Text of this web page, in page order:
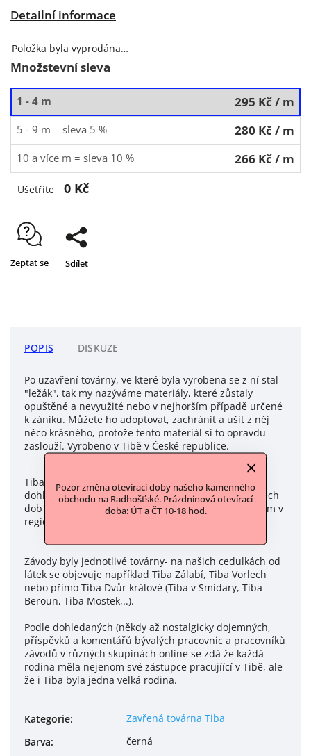
Pozor změna otevírací doby našeho kamenného
obchodu na Radhošťské. Prázdninová otevírací
doba: ÚT a ČT 10-18 hod.
Detailní informace
Položka byla vyprodána…
Množstevní sleva
1 - 4 m 295 Kč/ m
5 - 9 m = sleva 5 % 280 Kč/ m
10 a více m = sleva 10 % 266 Kč/ m
Ušetříte 0 Kč
Zeptat se Sdílet
POPIS DISKUZE
Po uzavření továrny, ve které byla vyrobena se z ní stal
"ležák", tak my nazýváme materiály, které zůstaly
opuštěné a nevyužité nebo v nejhorším případě určené
k zániku. Můžete ho adoptovat, zachránit a ušít z něj
něco krásného, protože tento materiál si to opravdu
zaslouží. Vyrobeno v Tibě v České republice.
Tiba ovlivňovala prakticky chod celého kraje a podle
dohledaných informací jako správný veliký podnik těch
dob pořádala spoustu akcí a stála za kulturním děním v
regionu.
Závody byly jednotlivé továrny- na našich cedulkách od
látek se objevuje například Tiba Zálabí, Tiba Vorlech
nebo přímo Tiba Dvůr králové (Tiba v Smidary, Tiba
Beroun, Tiba Mostek,..).
Podle dohledaných (někdy až nostalgicky dojemných,
příspěvků a komentářů bývalých pracovnic a pracovníků
závodů v různých skupinách online se zdá že každá
rodina měla nejenom své zástupce pracujíící v Tibě, ale
že i Tiba byla jedna velká rodina.
Kategorie:
Zavřená továrna Tiba
Barva:
černá